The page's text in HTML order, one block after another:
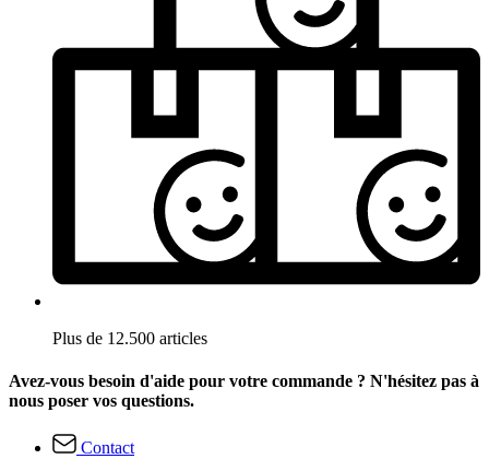
Plus de 12.500 articles
Avez-vous besoin d'aide pour votre commande ? N'hésitez pas à
nous poser vos questions.
Contact